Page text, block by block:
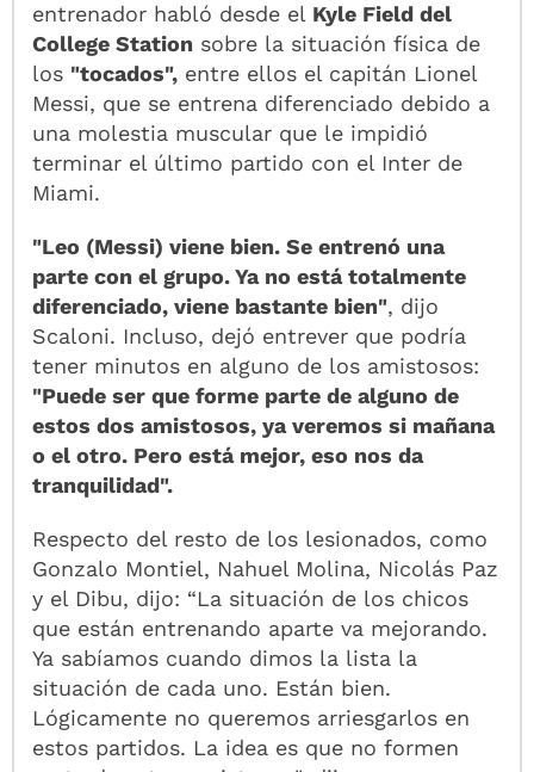
entrenador habló desde el Kyle Field del
College Station sobre la situación física de
los "tocados", entre ellos el capitán Lionel
Messi, que se entrena diferenciado debido a
una molestia muscular que le impidió
terminar el último partido con el Inter de
Miami.
"Leo (Messi) viene bien. Se entrenó una
parte con el grupo. Ya no está totalmente
diferenciado, viene bastante bien", dijo
Scaloni. Incluso, dejó entrever que podría
tener minutos en alguno de los amistosos:
"Puede ser que forme parte de alguno de
estos dos amistosos, ya veremos si mañana
o el otro. Pero está mejor, eso nos da
tranquilidad".
Respecto del resto de los lesionados, como
Gonzalo Montiel, Nahuel Molina, Nicolás Paz
y el Dibu, dijo: “La situación de los chicos
que están entrenando aparte va mejorando.
Ya sabíamos cuando dimos la lista la
situación de cada uno. Están bien.
Lógicamente no queremos arriesgarlos en
estos partidos. La idea es que no formen